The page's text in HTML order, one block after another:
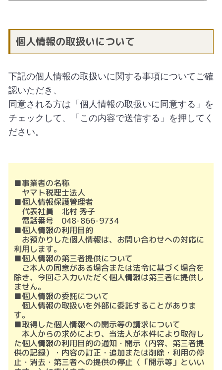
個人情報の取扱いについて
下記の個人情報の取扱いに関する事項についてご確
認いただき、
同意される方は「個人情報の取扱いに同意する」を
チェックして、「この内容で送信する」を押してく
ださい。
■事業者の名称
ヤマト税理士法人
■個人情報保護管理者
代表社員 北村 秀子
電話番号 048-866-9734
■個人情報の利用目的
お預かりした個人情報は、お問い合わせへの対応に
利用します。
■個人情報の第三者提供について
ご本人の同意がある場合または法令に基づく場合を
除き、今回ご入力いただく個人情報は第三者に提供し
ません。
■個人情報の委託について
個人情報の取扱いを外部に委託することがありま
す。
■取得した個人情報への開示等の請求について
本人からの求めにより、当法人が本件により取得し
た個人情報の利用目的の通知・開示（内容、第三者提
供の記録）・内容の訂正・追加または削除・利用の停
止・消去・第三者への提供の停止（「開示等」といい